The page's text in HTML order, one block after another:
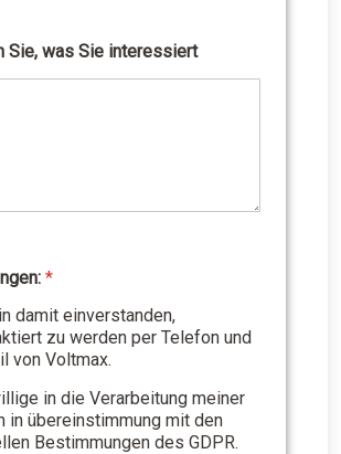
Sie, was Sie interessiert
*
damit einverstanden,
zu werden per Telefon und
von Voltmax.
in die Verarbeitung meiner
in übereinstimmung mit den
Bestimmungen des GDPR.